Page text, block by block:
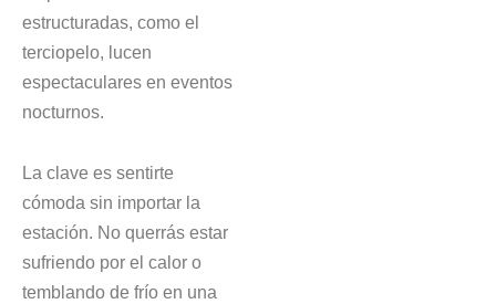
estructuradas, como el
terciopelo, lucen
espectaculares en eventos
nocturnos.
La clave es sentirte
cómoda sin importar la
estación. No querrás estar
sufriendo por el calor o
temblando de frío en una